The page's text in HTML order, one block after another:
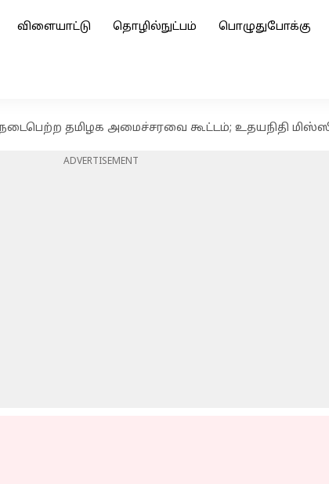
விளையாட்டு தொழில்நுட்பம் பொழுதுபோக்கு
தமிழக அமைச்சரவை கூட்டம்; உதயநிதி
ADVERTISEMENT